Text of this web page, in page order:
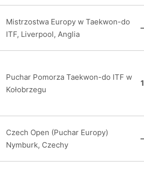
Mistrzostwa Europy w Taekwon-do
ITF, Liverpool, Anglia
–
Puchar Pomorza Taekwon-do ITF w
Kołobrzegu
Czech Open (Puchar Europy)
Nymburk, Czechy
–